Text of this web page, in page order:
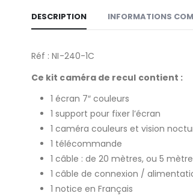
DESCRIPTION INFORMATIONS
Réf : NI-240-1C
Ce kit caméra de recul contient :
1 écran 7″ couleurs
1 support pour fixer l’écran
1 caméra couleurs et vision
1 télécommande
1 câble : de 20 mètres, ou 5
1 câble de connexion /
1 notice en Français